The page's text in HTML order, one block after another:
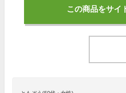
この商品をサイ